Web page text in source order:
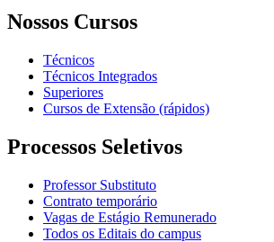
Nossos Cursos
Técnicos
Técnicos Integrados
Superiores
Cursos de Extensão (rápidos)
Processos Seletivos
Professor Substituto
Contrato temporário
Vagas de Estágio Remunerado
Todos os Editais do campus